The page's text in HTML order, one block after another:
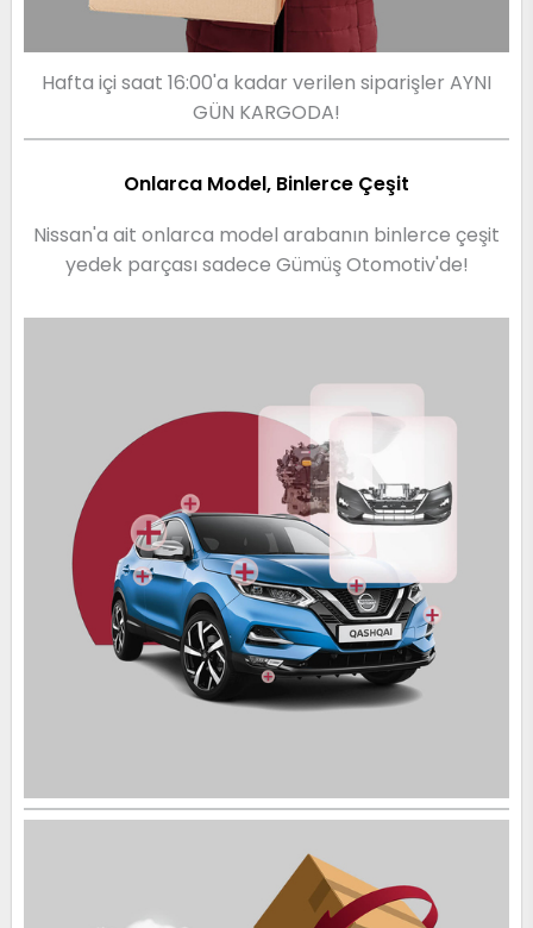
Hafta içi saat 16:00'a kadar verilen siparişler AYNI
GÜN KARGODA!
Onlarca Model, Binlerce Çeşit
Nissan'a ait onlarca model arabanın binlerce çeşit
yedek parçası sadece Gümüş Otomotiv'de!